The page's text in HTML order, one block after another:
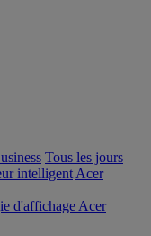
Tous les jours
intelligent Acer
d'affichage Acer